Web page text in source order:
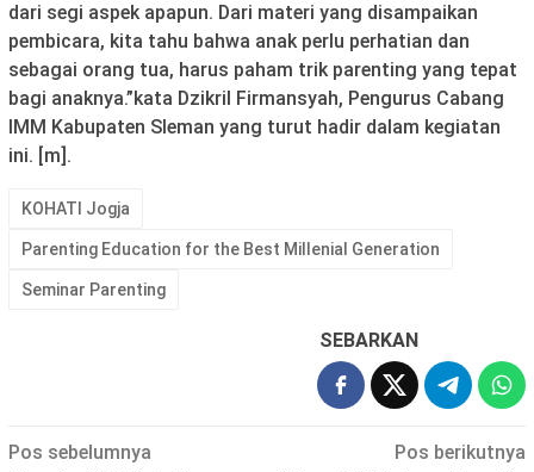
dari segi aspek apapun. Dari materi yang disampaikan
pembicara, kita tahu bahwa anak perlu perhatian dan
sebagai orang tua, harus paham trik parenting yang tepat
bagi anaknya.”kata Dzikril Firmansyah, Pengurus Cabang
IMM Kabupaten Sleman yang turut hadir dalam kegiatan
ini. [m].
KOHATI Jogja
Parenting Education for the Best Millenial Generation
Seminar Parenting
SEBARKAN
Navigasi
Pos sebelumnya
Pos berikutnya